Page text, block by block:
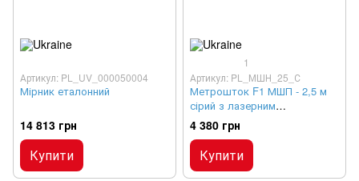
Артикул: PL_UV_000050004
Мірник еталонний
14 813 грн
Купити
1
Артикул: PL_МШН_25_С
Метрошток F1 МШП - 2,5 м
сірий з лазерним
гравіюванням
4 380 грн
Купити